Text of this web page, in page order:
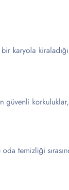
güvenli
temizliği